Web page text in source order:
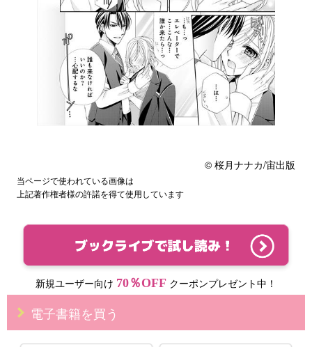
© 桜月ナナカ/宙出版
当ページで使われている画像は
上記著作権者様の許諾を得て使用しています
新規ユーザー向け 70％OFF クーポンプレゼント中！
電子書籍を買う